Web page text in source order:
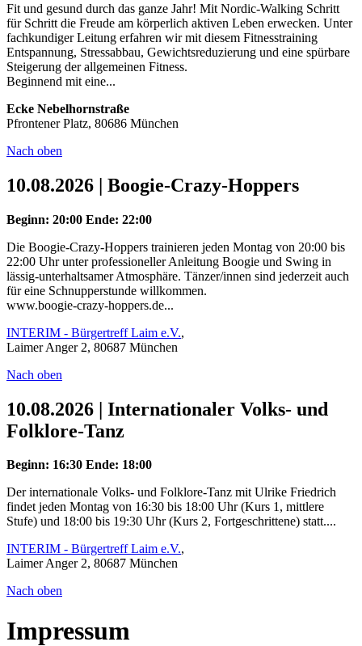
Fit und gesund durch das ganze Jahr! Mit Nordic-Walking Schritt
für Schritt die Freude am körperlich aktiven Leben erwecken. Unter
fachkundiger Leitung erfahren wir mit diesem Fitnesstraining
Entspannung, Stressabbau, Gewichtsreduzierung und eine spürbare
Steigerung der allgemeinen Fitness.
Beginnend mit eine...
Ecke Nebelhornstraße
Pfrontener Platz, 80686 München
Nach oben
10.08.2026 | Boogie-Crazy-Hoppers
Beginn: 20:00 Ende: 22:00
Die Boogie-Crazy-Hoppers trainieren jeden Montag von 20:00 bis
22:00 Uhr unter professioneller Anleitung Boogie und Swing in
lässig-unterhaltsamer Atmosphäre. Tänzer/innen sind jederzeit auch
für eine Schnupperstunde willkommen.
www.boogie-crazy-hoppers.de...
INTERIM - Bürgertreff Laim e.V.,
Laimer Anger 2, 80687 München
Nach oben
10.08.2026 | Internationaler Volks- und
Folklore-Tanz
Beginn: 16:30 Ende: 18:00
Der internationale Volks- und Folklore-Tanz mit Ulrike Friedrich
findet jeden Montag von 16:30 bis 18:00 Uhr (Kurs 1, mittlere
Stufe) und 18:00 bis 19:30 Uhr (Kurs 2, Fortgeschrittene) statt....
INTERIM - Bürgertreff Laim e.V.,
Laimer Anger 2, 80687 München
Nach oben
Impressum